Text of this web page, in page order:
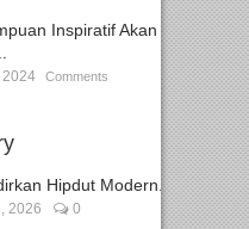
Inspiratif Akan
2024
Comments
Hipdut Modern...
2026 0